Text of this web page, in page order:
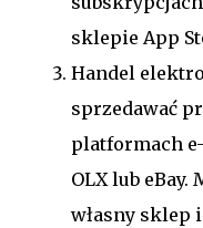
sklepie App
Handel
sprzedawać
platformach
OLX lub eBay.
własny sklep